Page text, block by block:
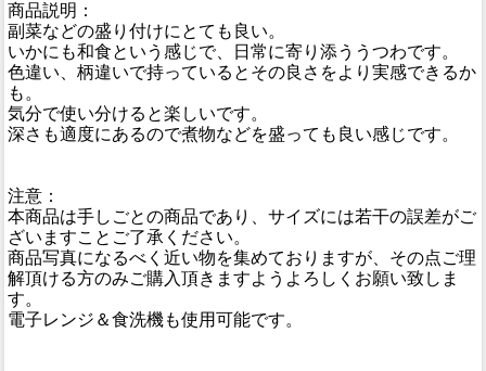
商品説明：
副菜などの盛り付けにとても良い。
いかにも和食という感じで、日常に寄り添ううつわです。
色違い、柄違いで持っているとその良さをより実感できるか
も。
気分で使い分けると楽しいです。
深さも適度にあるので煮物などを盛っても良い感じです。
注意：
本商品は手しごとの商品であり、サイズには若干の誤差がご
ざいますことご了承ください。
商品写真になるべく近い物を集めておりますが、その点ご理
解頂ける方のみご購入頂きますようよろしくお願い致しま
す。
電子レンジ＆食洗機も使用可能です。